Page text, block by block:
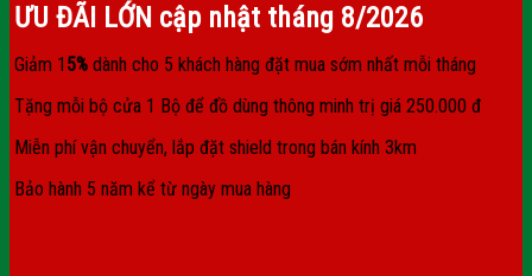
ƯU ĐÃI LỚN cập nhật tháng 8/2026
Giảm 1 5% dành cho 5 khách hàng đặt mua sớm nhất mỗi tháng
Tặng mỗi bộ cửa 1 Bộ để đồ dùng thông minh trị giá 250.000 đ
Miễn phí vận chuyển, lắp đặt shield trong bán kính 3km
Bảo hành 5 năm kể từ ngày mua hàng